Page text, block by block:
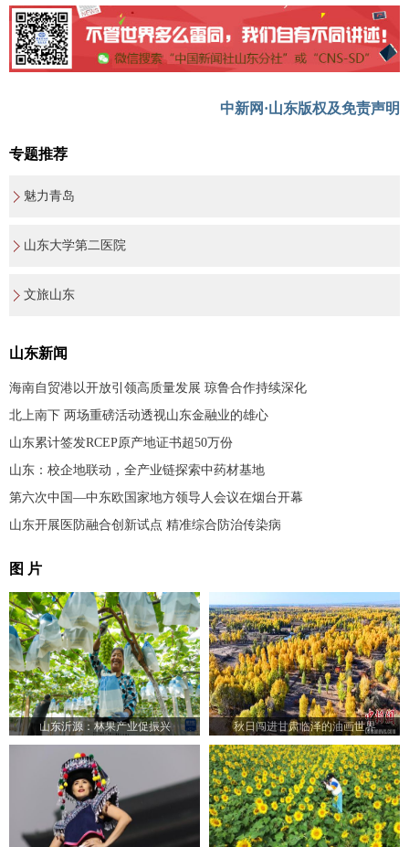
中新网·山东版权及免责声明
专题推荐
魅力青岛
山东大学第二医院
文旅山东
山东新闻
海南自贸港以开放引领高质量发展 琼鲁合作持续深化
北上南下 两场重磅活动透视山东金融业的雄心
山东累计签发RCEP原产地证书超50万份
山东：校企地联动，全产业链探索中药材基地
第六次中国—中东欧国家地方领导人会议在烟台开幕
山东开展医防融合创新试点 精准综合防治传染病
图 片
山东沂源：林果产业促振兴 秋日闯进甘肃临泽的油画世界